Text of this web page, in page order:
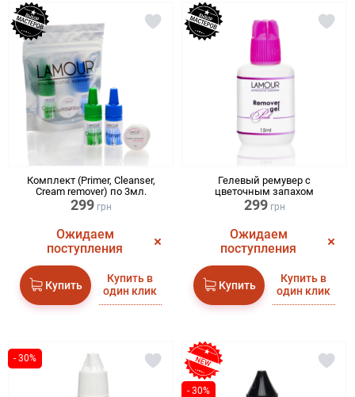
Комплект (Primer, Cleanser,
Cream remover) по 3мл.
299грн
Ожидаем
поступления
Купить
Купить в
один клик
Гелевый ремувер с
цветочным запахом
299грн
Ожидаем
поступления
Купить
Купить в
один клик
- 30%
- 30%